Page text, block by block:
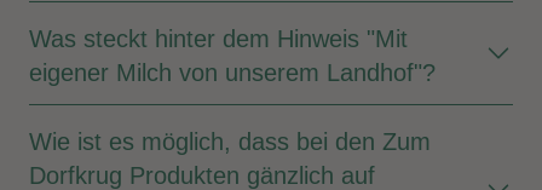
Was steckt hinter dem Hinweis "Mit
eigener Milch von unserem Landhof"?
Wie ist es möglich, dass bei den Zum
Dorfkrug Produkten gänzlich auf